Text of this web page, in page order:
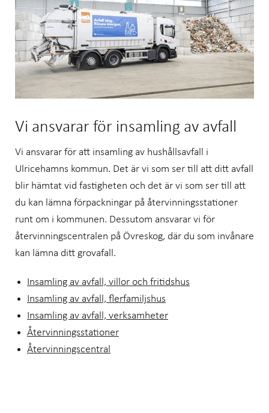
Vi ansvarar för insamling av avfall
Vi ansvarar för att insamling av hushållsavfall i
Ulricehamns kommun. Det är vi som ser till att ditt avfall
blir hämtat vid fastigheten och det är vi som ser till att
du kan lämna förpackningar på återvinningsstationer
runt om i kommunen. Dessutom ansvarar vi för
återvinningscentralen på Övreskog, där du som invånare
kan lämna ditt grovafall.
Insamling av avfall, villor och fritidshus
Insamling av avfall, flerfamiljshus
Insamling av avfall, verksamheter
Återvinningsstationer
Återvinningscentral